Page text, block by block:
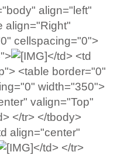
align="left"
align="Right"
cellspacing="0">
</td> <td
<table border="0"
width="350">
valign="Top"
</tr> </tbody>
align="center"
</td> </tr>